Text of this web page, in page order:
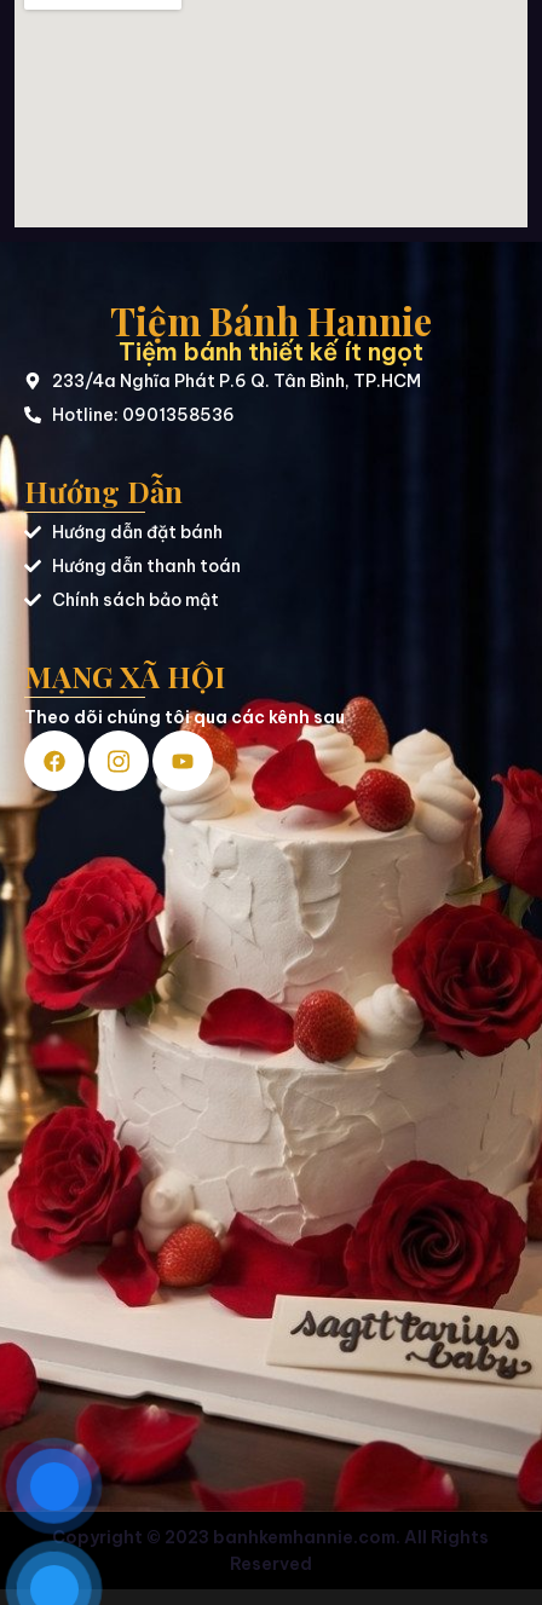
Tiệm Bánh Hannie
Tiệm bánh thiết kế ít ngọt
233/4a Nghĩa Phát P.6 Q. Tân Bình, TP.HCM
Hotline: 0901358536
Hướng Dẫn
Hướng dẫn đặt bánh
Hướng dẫn thanh toán
Chính sách bảo mật
MẠNG XÃ HỘI
Theo dõi chúng tôi qua các kênh sau
Copyright © 2023 banhkemhannie.com. All Rights
Reserved